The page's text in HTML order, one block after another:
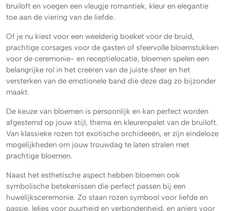
bruiloft en voegen een vleugje romantiek, kleur en elegantie
toe aan de viering van de liefde.
Of je nu kiest voor een weelderig boeket voor de bruid,
prachtige corsages voor de gasten of sfeervolle bloemstukken
voor de ceremonie- en receptielocatie, bloemen spelen een
belangrijke rol in het creëren van de juiste sfeer en het
versterken van de emotionele band die deze dag zo bijzonder
maakt.
De keuze van bloemen is persoonlijk en kan perfect worden
afgestemd op jouw stijl, thema en kleurenpalet van de bruiloft.
Van klassieke rozen tot exotische orchideeën, er zijn eindeloze
mogelijkheden om jouw trouwdag te laten stralen met
prachtige bloemen.
Naast het esthetische aspect hebben bloemen ook
symbolische betekenissen die perfect passen bij een
huwelijksceremonie. Zo staan rozen symbool voor liefde en
passie, lelies voor puurheid en verbondenheid, en anjers voor